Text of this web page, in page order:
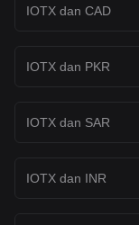
IOTX dan CAD
IOTX dan PKR
IOTX dan SAR
IOTX dan INR